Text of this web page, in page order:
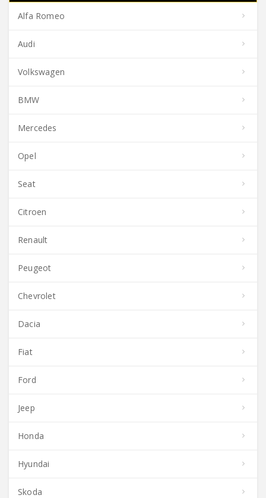
Alfa Romeo
Audi
Volkswagen
BMW
Mercedes
Opel
Seat
Citroen
Renault
Peugeot
Chevrolet
Dacia
Fiat
Ford
Jeep
Honda
Hyundai
Skoda